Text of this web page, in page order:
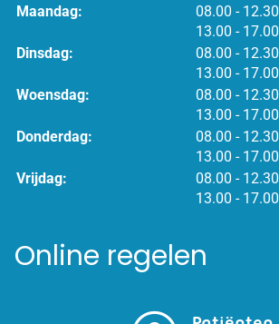
Maandag: 08.00 tot
- 12.30
13.00 tot
- 17.00
Dinsdag:
08.00 tot
- 12.30
13.00 tot
- 17.00
Woensdag:
08.00 tot
- 12.30
13.00 tot
- 17.00
Donderdag:
08.00 tot
- 12.30
13.00 tot
- 17.00
Vrijdag:
08.00 tot
- 12.30
13.00 tot
- 17.00
Online regelen